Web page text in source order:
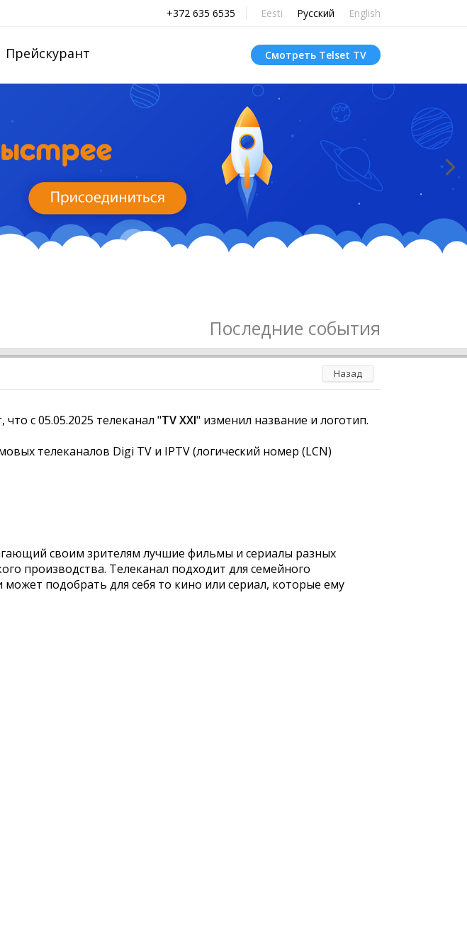
+372 635 6535 Eesti Русский English
Прейскурант Смотреть Telset TV
Последние события
Назад
с 05.05.2025 телеканал "TV XXI" изменил название и логотип.
телеканалов Digi TV и IPTV (логический номер (LCN)
своим зрителям лучшие фильмы и сериалы разных
производства. Телеканал подходит для семейного
подобрать для себя то кино или сериал, которые ему